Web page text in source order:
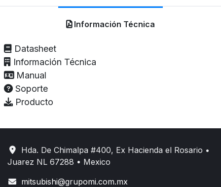
Información Técnica
Datasheet
Información Técnica
Manual
Soporte
Producto
Hda. De Chimalpa #400, Ex Hacienda el Rosario •
Juarez NL 67288 • Mexico
mitsubishi@grupomi.com.mx